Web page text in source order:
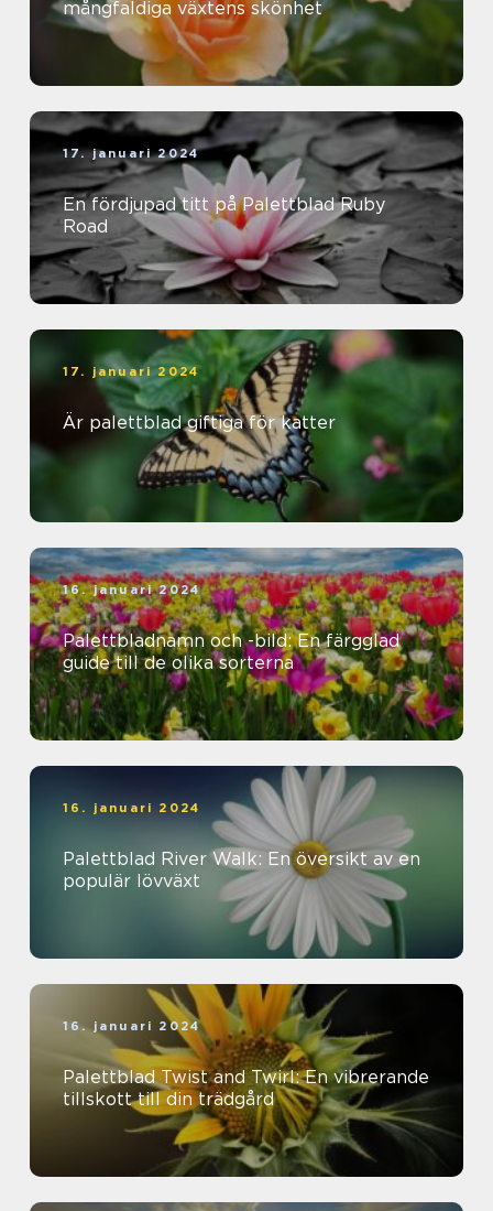
mångfaldiga växtens skönhet
17. januari 2024
En fördjupad titt på Palettblad Ruby
Road
17. januari 2024
Är palettblad giftiga för katter
16. januari 2024
Palettbladnamn och -bild: En färgglad
guide till de olika sorterna
16. januari 2024
Palettblad River Walk: En översikt av en
populär lövväxt
16. januari 2024
Palettblad Twist and Twirl: En vibrerande
tillskott till din trädgård